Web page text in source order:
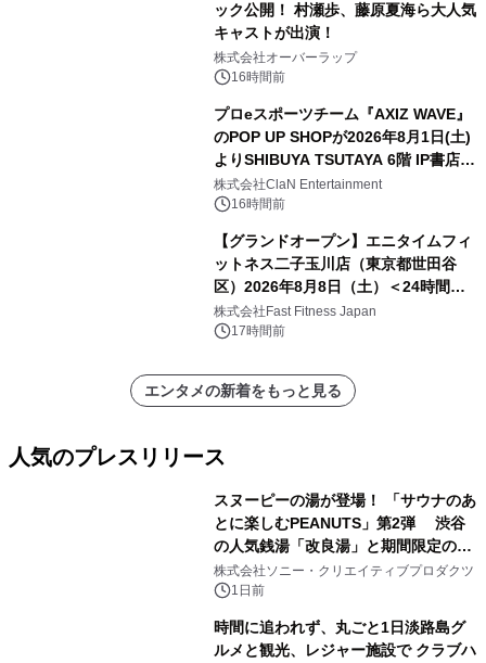
ック公開！ 村瀬歩、藤原夏海ら大人気
キャストが出演！
株式会社オーバーラップ
16時間前
プロeスポーツチーム『AXIZ WAVE』
のPOP UP SHOPが2026年8月1日(土)
よりSHIBUYA TSUTAYA 6階 IP書店で
開催決定！！
株式会社ClaN Entertainment
16時間前
【グランドオープン】エニタイムフィ
ットネス二子玉川店（東京都世田谷
区）2026年8月8日（土）＜24時間年
中無休のフィットネスジム＞
株式会社Fast Fitness Japan
17時間前
エンタメの新着をもっと見る
人気のプレスリリース
スヌーピーの湯が登場！ 「サウナのあ
とに楽しむPEANUTS」第2弾 渋谷
の人気銭湯「改良湯」と期間限定のコ
ラボレーション サウナイキタイコラ
ボグッズも発売決定！
株式会社ソニー・クリエイティブプロダクツ
1日前
時間に追われず、丸ごと1日淡路島グ
ルメと観光、レジャー施設で クラブハ